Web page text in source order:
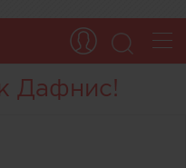
Дафнис!